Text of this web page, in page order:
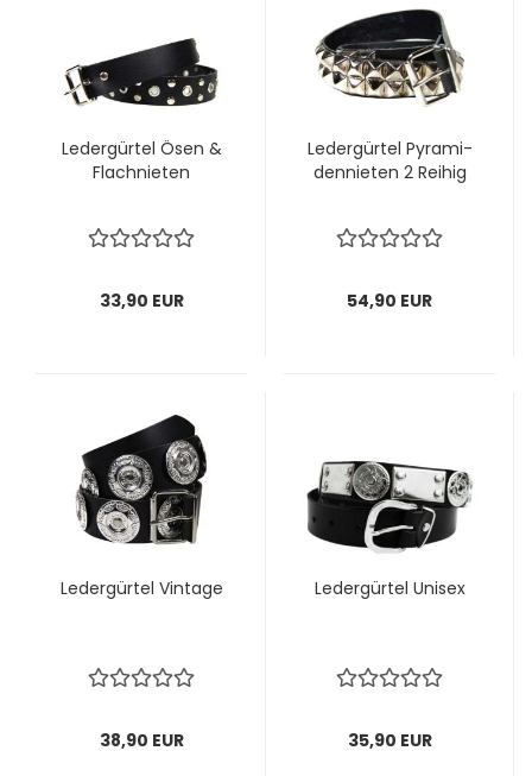
Le­der­gür­tel Ösen &
Flachnie­ten
33,90 EUR
Le­der­gür­tel Py­ra­mi­
den­nie­ten 2 Rei­hig
54,90 EUR
Le­der­gür­tel Vin­ta­ge
38,90 EUR
Le­der­gür­tel Unisex
35,90 EUR